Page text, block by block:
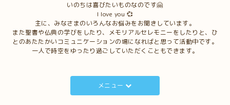
いのちは喜びたいものなのです🤗
I love you 💞
主に、みなさまのいろんなお悩みをお聞きしています。
また聖書や仏典の学びをしたり、メモリアルセレモニーをしたりと、ひ
とのあたたかいコミュニケーションの場になればと思って活動中です。
一人で時空をゆったり過ごしていただくこともできます。
メニュー